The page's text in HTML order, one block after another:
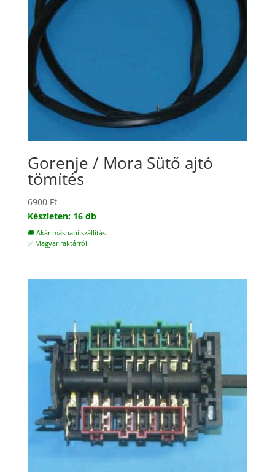
Gorenje / Mora Sütő ajtó
tömítés
6900 Ft
Készleten: 16 db
🚚 Akár másnapi szállítás
✅ Magyar raktárról